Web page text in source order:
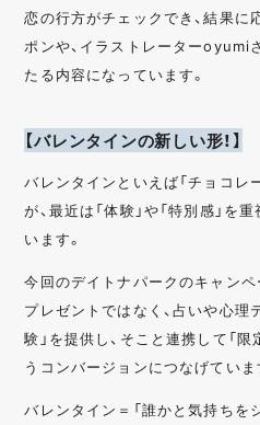
恋の行方がチェックでき、結果に
ポンや、イラストレーターoyumi
たる内容になっています。
【バレンタインの新しい形！】
バレンタインといえば「チョコレ
が、最近は「体験」や「特別感」
います。
今回のデイトナパークのキャン
プレゼントではなく、占いや心理
験」を提供し、そこと連携して「限
うコンバージョンにつなげていま
バレンタイン＝「誰かと気持ちを